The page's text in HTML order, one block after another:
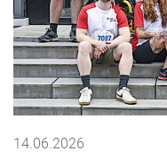
14.06.2026